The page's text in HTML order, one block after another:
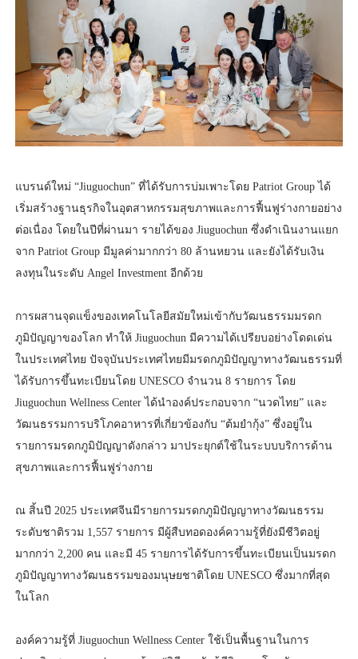
แบรนด์ใหม่ “Jiuguochun” ที่ได้รับการบ่มเพาะโดย Patriot Group ได้
เริ่มสร้างฐานธุรกิจในอุตสาหกรรมสุขภาพและการฟื้นฟูร่างกายอย่าง
ต่อเนื่อง โดยในปีที่ผ่านมา รายได้ของ Jiuguochun ซึ่งดำเนินงานแยก
จาก Patriot Group มีมูลค่ามากกว่า 80 ล้านหยวน และยังได้รับเงิน
ลงทุนในระดับ Angel Investment อีกด้วย
การผสานจุดแข็งของเทคโนโลยีสมัยใหม่เข้ากับวัฒนธรรมมรดก
ภูมิปัญญาของโลก ทำให้ Jiuguochun มีความได้เปรียบอย่างโดดเด่น
ในประเทศไทย ปัจจุบันประเทศไทยมีมรดกภูมิปัญญาทางวัฒนธรรมที่
ได้รับการขึ้นทะเบียนโดย UNESCO จำนวน 8 รายการ โดย
Jiuguochun Wellness Center ได้นำองค์ประกอบจาก “นวดไทย” และ
วัฒนธรรมการบริโภคอาหารที่เกี่ยวข้องกับ “ต้มยำกุ้ง” ซึ่งอยู่ใน
รายการมรดกภูมิปัญญาดังกล่าว มาประยุกต์ใช้ในระบบบริการด้าน
สุขภาพและการฟื้นฟูร่างกาย
ณ สิ้นปี 2025 ประเทศจีนมีรายการมรดกภูมิปัญญาทางวัฒนธรรม
ระดับชาติรวม 1,557 รายการ มีผู้สืบทอดองค์ความรู้ที่ยังมีชีวิตอยู่
มากกว่า 2,200 คน และมี 45 รายการได้รับการขึ้นทะเบียนเป็นมรดก
ภูมิปัญญาทางวัฒนธรรมของมนุษยชาติโดย UNESCO ซึ่งมากที่สุด
ในโลก
องค์ความรู้ที่ Jiuguochun Wellness Center ใช้เป็นพื้นฐานในการ